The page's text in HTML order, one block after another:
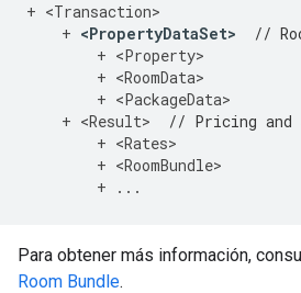
+ <Transaction>
+ <PropertyDataSet>
//
+ <Property>
+ <RoomData>
+ <PackageData>
+ <Result>
// Pricing
+ <Rates>
+ <RoomBundle>
+
...
Para obtener más información,
Room Bundle.